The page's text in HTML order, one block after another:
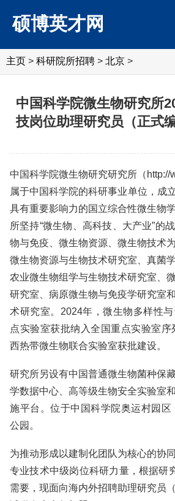
硕博英才网
主页 > 科研院所招聘 > 北京 >
中国科学院微生物研究所
技岗位助理研究员（正式
中国科学院微生物研究研究所（http://
属于中国科学院的科研事业单位，成
具有重要影响力的国立综合性微生物
所坚持“微生物、高科技、大产业”的
物与免疫、微生物资源、微生物技术
微生物资源与生物技术研究室、真菌
农业微生物组学与生物技术研究室、
研究室、病原微生物与免疫学研究室
术研究室。2024年，微生物多样性
点实验室获批纳入全国重点实验室
西热带微生物联合实验室获批建设。
研究所另设有中国普通微生物菌种保
学数据中心、高等级生物安全实验室
施平台。位于中国科学院奥运村园
公园。
为推动形成以建制化团队为核心的协
专业技术中级岗位科研力量，根据研
需要，现面向海内外招聘助理研究员